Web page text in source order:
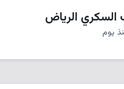
الرياض
يوم